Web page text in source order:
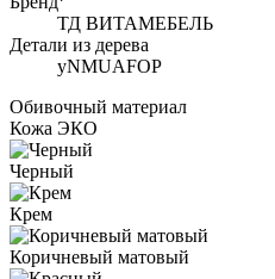
ТД ВИТАМЕБЕЛЬ
Детали из дерева
yNMUAFOP
Обивочный материал
Кожа ЭКО
Черный
Крем
Коричневый матовый